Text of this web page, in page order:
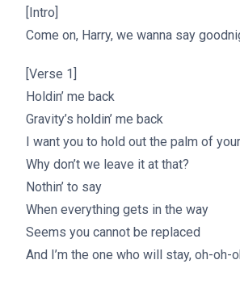
[Intro]
Come on, Harry, we wanna say
[Verse 1]
Holdin’ me back
Gravity’s holdin’ me back
I want you to hold out the palm of
Why don’t we leave it at that?
Nothin’ to say
When everything gets in the way
Seems you cannot be replaced
And I’m the one who will stay, oh-oh-